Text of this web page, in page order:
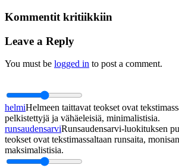
Kommentit kritiikkiin
Leave a Reply
You must be logged in to post a comment.
helmiHelmeen taittavat teokset ovat
pelkistettyjä ja vähäeleisiä, minimalistisia.
runsaudensarviRunsaudensarvi-luokituksen
teokset ovat tekstimassaltaan runsaita,
maksimalistisia.